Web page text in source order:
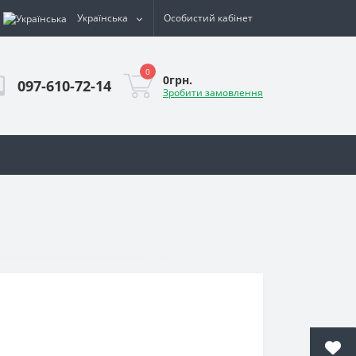
Українська Особистий кабінет
097-610-72-14
0
0грн.
Зробити замовлення